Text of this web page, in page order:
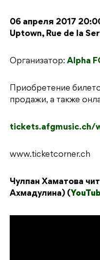
06 апреля 2017
Uptown, Rue de la
Организатор: Alpha
Приобретение
продажи, а также
tickets.afgmusic.ch/
www.ticketcorner.ch
Чулпан Хаматова
Ахмадулина) (